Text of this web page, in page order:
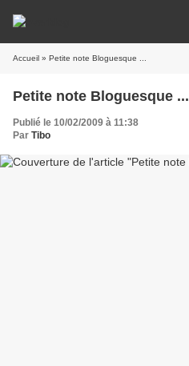
Accueil » Petite note Bloguesque ...
Petite note Bloguesque ...
Publié le 10/02/2009 à 11:38
Par Tibo